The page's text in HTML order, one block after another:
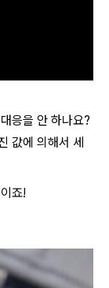
응을 안 하나요?
값에 의해서 세
죠!